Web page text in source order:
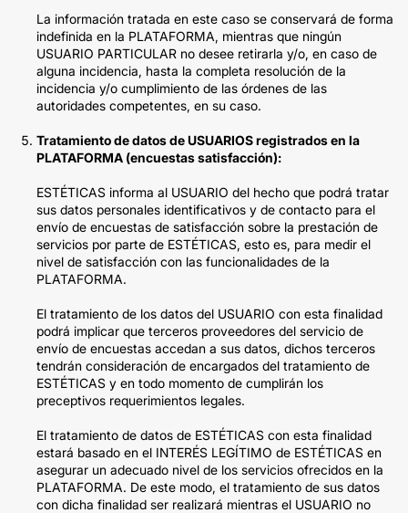
La información tratada en este caso se conservará de forma
indefinida en la PLATAFORMA, mientras que ningún
USUARIO PARTICULAR no desee retirarla y/o, en caso de
alguna incidencia, hasta la completa resolución de la
incidencia y/o cumplimiento de las órdenes de las
autoridades competentes, en su caso.
Tratamiento de datos de USUARIOS registrados en la
PLATAFORMA (encuestas satisfacción):
ESTÉTICAS informa al USUARIO del hecho que podrá tratar
sus datos personales identificativos y de contacto para el
envío de encuestas de satisfacción sobre la prestación de
servicios por parte de ESTÉTICAS, esto es, para medir el
nivel de satisfacción con las funcionalidades de la
PLATAFORMA.
El tratamiento de los datos del USUARIO con esta finalidad
podrá implicar que terceros proveedores del servicio de
envío de encuestas accedan a sus datos, dichos terceros
tendrán consideración de encargados del tratamiento de
ESTÉTICAS y en todo momento de cumplirán los
preceptivos requerimientos legales.
El tratamiento de datos de ESTÉTICAS con esta finalidad
estará basado en el INTERÉS LEGÍTIMO de ESTÉTICAS en
asegurar un adecuado nivel de los servicios ofrecidos en la
PLATAFORMA. De este modo, el tratamiento de sus datos
con dicha finalidad ser realizará mientras el USUARIO no